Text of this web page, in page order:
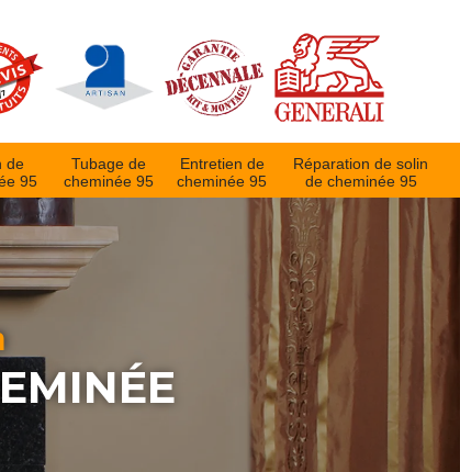
de
95
Tubage de
cheminée 95
Entretien de
cheminée 95
Réparation de solin
de cheminée 95